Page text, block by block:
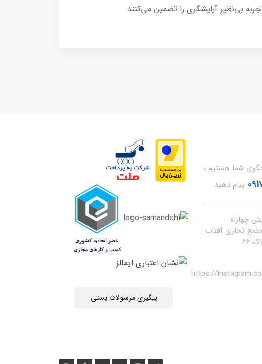
بی‌نظیر آرایشگری را تضمین می‌کنند.
شما هستیم ،
پیام دهید
چهاراه
تجاری آفتاب
66
https://
پیگیری مرسولات پستی